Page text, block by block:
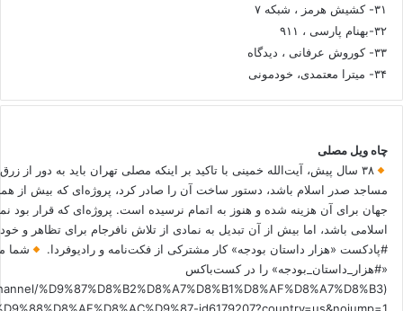
۳۱- کشیش هرمز ، شبکه ۷
۳۲-بهنام پارسی ، ۹۱۱
۳۳- کوروش عرفانی ، دیدگاه
۳۴- میترا معتمدی، خودمونی
چاه ویل مصلی
۳۸ سال پیش، آیت‌الله خمینی با تاکید بر اینکه مصلی تهران باید به دور از
مساجد صدر اسلام باشد، دستور ساخت آن را صادر کرد، پروژه‌ای که بیش از
جهان برای آن هزینه شده و هنوز به اتمام نرسیده است. پروژه‌ای که قرار بود
اسلامی باشد، اما بیش از آن تبدیل به نمادی از تلاش نافرجام برای تظاهر و
#پادکست «هزار داستان بودجه» کار مشترکی از فکت‌نامه و رادیوفردا.
شما
«#هزار_داستان_بودجه» را در کست‌باکس
%D9%87%D8%B2%D8%A7%D8%B1%D8%AF%D8%A7%D8%B3